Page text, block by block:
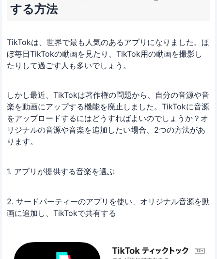
する方法
TikTokは、世界で最も人気のあるアプリになりました。ほ
ぼ毎日TikTokの動画を見たり、TikTok用の動画を撮影し
たりして過ごす人も多いでしょう。
しかし最近、TikTokは著作権の問題から、自分の音源や音
楽を動画にアップする機能を廃止しました。TikTokに音源
をアップロードするにはどうすればよいのでしょうか？オ
リジナルの音源や音楽を追加したい場合、2つの方法があ
ります。
1. アプリが提供する音楽を選ぶ
2. サードパーティーのアプリを使い、オリジナル音源を動
画に追加し、TikTokで共有する